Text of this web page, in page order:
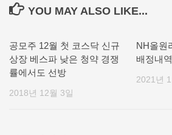
YOU MAY ALSO LIKE...
공모주 12월 첫 코스닥 신규
상장 베스파 낮은 청약 경쟁
률에서도 선방
2018년 12월 3일
NH올원
배정내역
2021년